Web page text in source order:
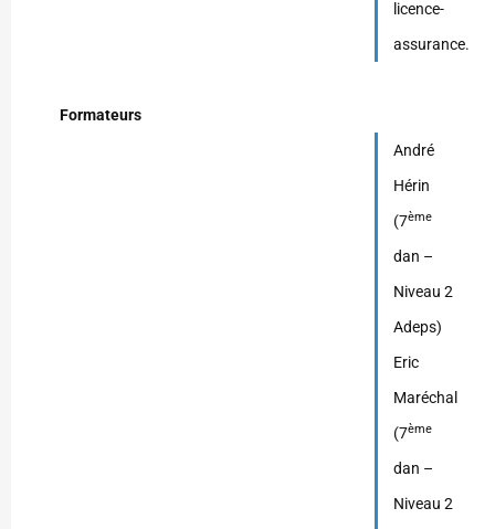
licence-
assurance.
Formateurs
André
Hérin
(7ème
dan –
Niveau 2
Adeps)
Eric
Maréchal
(7ème
dan –
Niveau 2